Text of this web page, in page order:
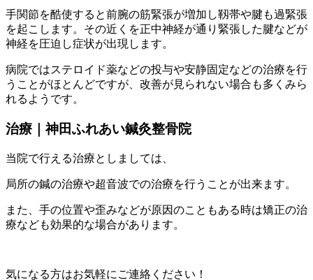
手関節を酷使すると前腕の筋緊張が増加し靱帯や腱も過緊張
を起こします。その近くを正中神経が通り緊張した腱などが
神経を圧迫し症状が出現します。
病院ではステロイド薬などの投与や安静固定などの治療を行
うことがほとんどですが、改善が見られない場合も多くみら
れるようです。
治療｜神田ふれあい鍼灸整骨院
当院で行える治療としましては、
局所の鍼の治療や超音波での治療を行うことが出来ます。
また、手の位置や歪みなどが原因のこともある時は矯正の治
療なども効果的な場合があります。
気になる方はお気軽にご連絡ください！